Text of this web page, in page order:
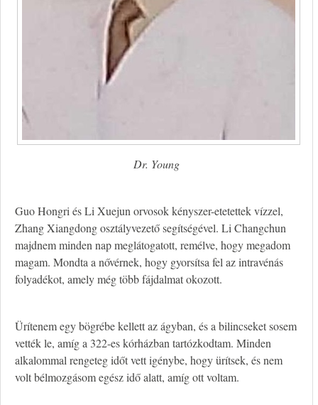
Dr. Young
Guo Hongri és Li Xuejun orvosok kényszer-etetettek vízzel,
Zhang Xiangdong osztályvezető segítségével. Li Changchun
majdnem minden nap meglátogatott, remélve, hogy megadom
magam. Mondta a nővérnek, hogy gyorsítsa fel az intravénás
folyadékot, amely még több fájdalmat okozott.
Ürítenem egy bögrébe kellett az ágyban, és a bilincseket sosem
vették le, amíg a 322-es kórházban tartózkodtam. Minden
alkalommal rengeteg időt vett igénybe, hogy ürítsek, és nem
volt bélmozgásom egész idő alatt, amíg ott voltam.